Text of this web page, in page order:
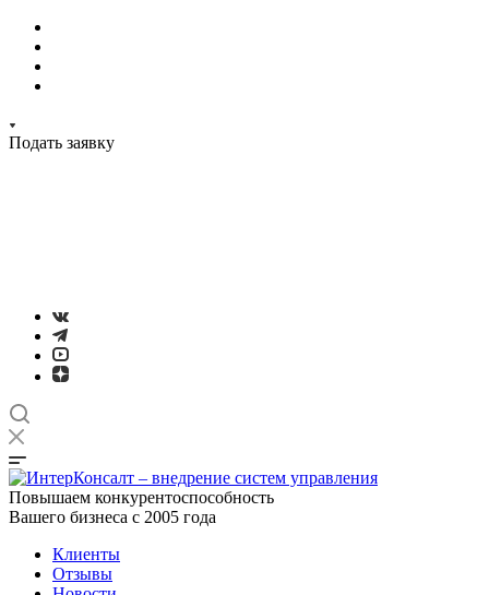
Подать заявку
Повышаем конкурентоспособность
Вашего бизнеса с 2005 года
Клиенты
Отзывы